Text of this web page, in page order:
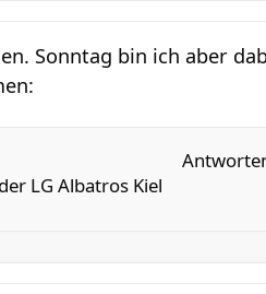
Sonntag bin ich aber
LG Albatros Kiel